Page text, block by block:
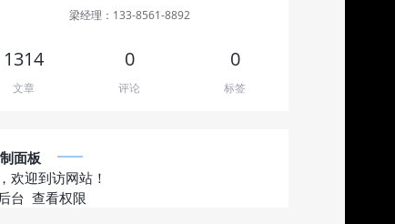
梁经理：133-8561-8892
1314
文章
0
评论
0
标签
面板
欢迎到访网站！
台 查看权限